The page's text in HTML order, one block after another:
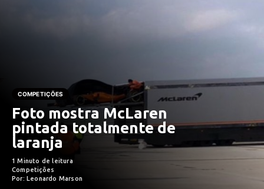
COMPETIÇÕES
Foto mostra McLaren
pintada totalmente de
laranja
1 Minuto de leitura
Competições
Por: Leonardo Marson